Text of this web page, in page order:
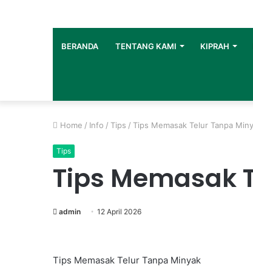
BERANDA TENTANG KAMI KIPRAH
Home / Info / Tips / Tips Memasak Telur Tanpa
Tips
Tips Memasak
admin 12 April 2026
Tips Memasak Telur Tanpa Minyak